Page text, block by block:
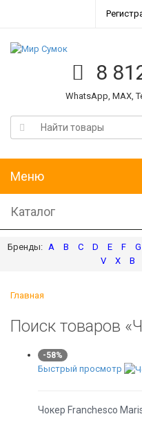
8
WhatsApp, MAX,
Меню
Каталог
A B C D E F G
V
X В
Главная
Поиск товаров
-58%
Быстрый просмотр
Чокер Franchesco